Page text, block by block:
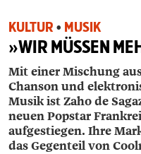
KULTUR • MUSIK
»WIR MÜSSEN
Mit einer Mischung
Chanson und
Musik ist Zaho de
neuen Popstar
aufgestiegen. Ihre
das Gegenteil von